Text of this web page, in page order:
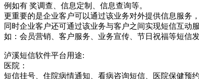
例如有 奖调查、信息定制、信息查询等。
更重要的是企业客户可以通过该业务对外提供信息服务，
同时企业客户还可通过该业务与客户之间实现短信互动服
如：会员营销、客户服务、业务宣传、节日祝福等短信发
泸溪短信软件平台用途:
医院：
短信挂号、住院病情通知、看病咨询短信、医院保健预约